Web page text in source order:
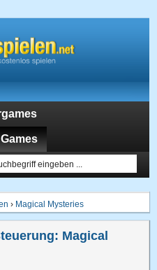
› Magical Mysteries
Magical